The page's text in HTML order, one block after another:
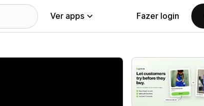
Ver apps Fazer login